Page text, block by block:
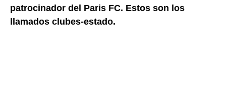
patrocinador del Paris FC. Estos son los
llamados clubes-estado.